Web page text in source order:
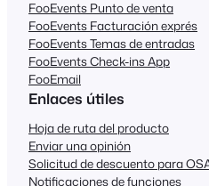
FooEvents Punto de venta
FooEvents Facturación exprés
FooEvents Temas de entradas
FooEvents Check-ins App
FooEmail
Enlaces útiles
Hoja de ruta del producto
Enviar una opinión
Solicitud de descuento para
Notificaciones de funciones